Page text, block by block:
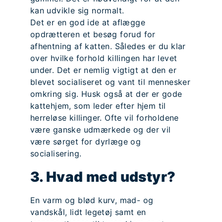
kan udvikle sig normalt.
Det er en god ide at aflægge
opdrætteren et besøg forud for
afhentning af katten. Således er du klar
over hvilke forhold killingen har levet
under. Det er nemlig vigtigt at den er
blevet socialiseret og vant til mennesker
omkring sig. Husk også at der er gode
kattehjem, som leder efter hjem til
herreløse killinger. Ofte vil forholdene
være ganske udmærkede og der vil
være sørget for dyrlæge og
socialisering.
3. Hvad med udstyr?
En varm og blød kurv, mad- og
vandskål, lidt legetøj samt en